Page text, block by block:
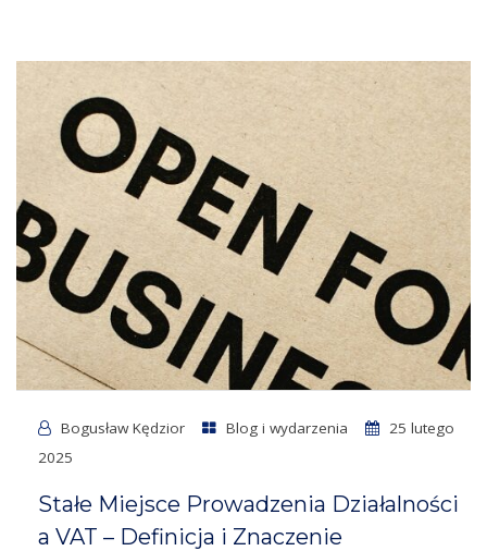
Bogusław Kędzior Blog i wydarzenia
25 lutego
2025
Stałe Miejsce Prowadzenia Działalności
a VAT – Definicja i Znaczenie